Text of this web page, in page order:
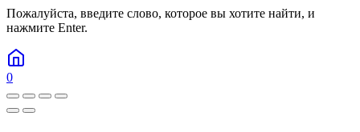
Пожалуйста, введите слово, которое вы хотите найти, и
нажмите Enter.
0